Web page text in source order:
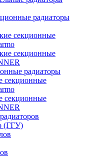
радиаторы
секционные
секционные
радиаторы
секционные
секционные
(ГГУ)